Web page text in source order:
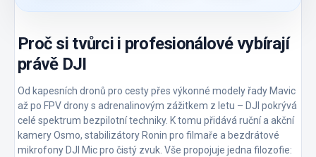
Proč si tvůrci i profesionálové vybírají
právě DJI
Od kapesních dronů pro cesty přes výkonné modely řady Mavic
až po FPV drony s adrenalinovým zážitkem z letu – DJI pokrývá
celé spektrum bezpilotní techniky. K tomu přidává ruční a akční
kamery Osmo, stabilizátory Ronin pro filmaře a bezdrátové
mikrofony DJI Mic pro čistý zvuk. Vše propojuje jedna filozofie: